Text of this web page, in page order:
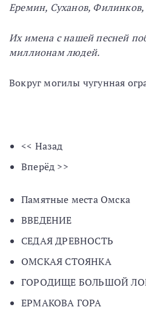
Еремин, Суханов, Филинков,
Их имена с нашей песней
миллионам людей.
Вокруг могилы чугунная
<< Назад
Вперёд >>
Памятные места Омска
ВВЕДЕНИЕ
СЕДАЯ ДРЕВНОСТЬ
ОМСКАЯ СТОЯНКА
ГОРОДИЩЕ БОЛЬШОЙ
ЕРМАКОВА ГОРА